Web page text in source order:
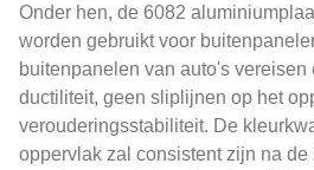
Onder hen, de 6082
worden gebruikt voor
buitenpanelen van auto's vereisen
ductiliteit, geen sliplijnen op het
verouderingsstabiliteit. De
oppervlak zal consistent zijn na